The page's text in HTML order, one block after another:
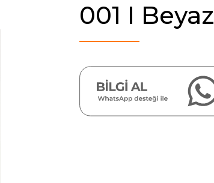
001 I Beyaz